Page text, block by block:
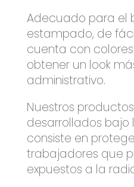
Adecuado para el
estampado, de
cuenta con
obtener un look
administrativo.
Nuestros
desarrollados bajo
consiste en
trabajadores que
expuestos a la